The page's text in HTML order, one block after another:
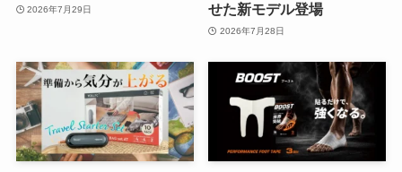
2026年7月29日
せた新モデル登場
2026年7月28日